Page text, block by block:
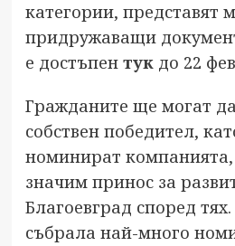
категории, представят
придружаващи
е достъпен тукдо 22
Гражданите ще могат
собствен победител,
номинират
значим принос за
Благоевград според
събрала най-много